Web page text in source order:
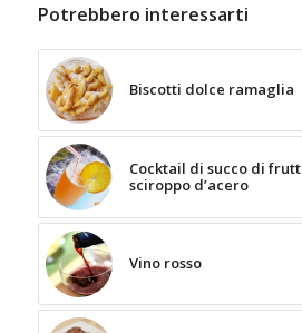
Potrebbero interessarti
Biscotti dolce ramaglia
Cocktail di succo di
sciroppo d’acero
Vino rosso